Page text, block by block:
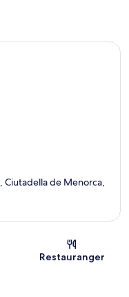
Ciutadella de Menorca,
Restauranger